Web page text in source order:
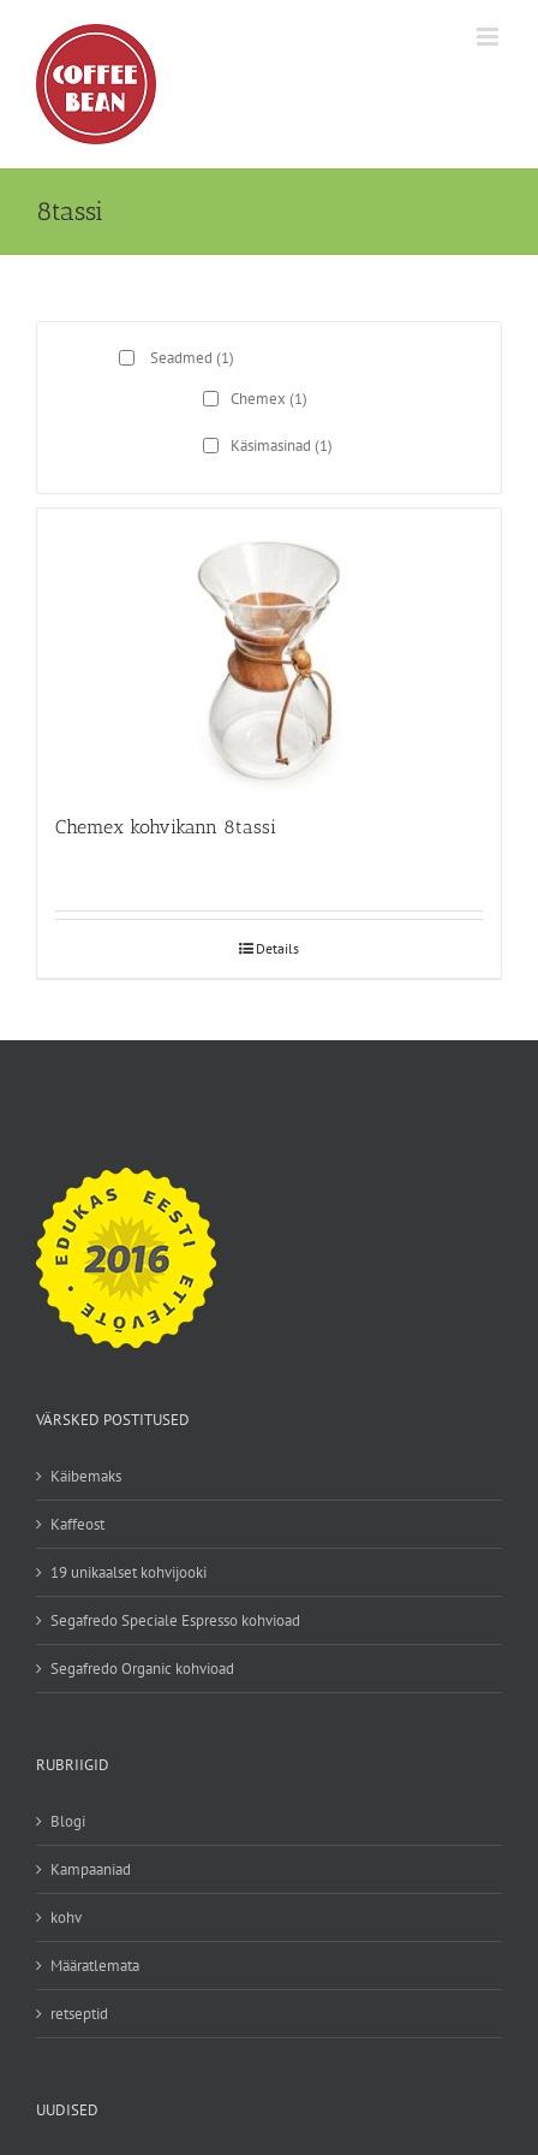
content
8tassi
Seadmed (1)
Chemex (1)
Käsimasinad (1)
Chemex kohvikann 8tassi
Details
VÄRSKED POSTITUSED
Käibemaks
Kaffeost
19 unikaalset kohvijooki
Segafredo Speciale Espresso kohvioad
Segafredo Organic kohvioad
RUBRIIGID
Blogi
Kampaaniad
kohv
Määratlemata
retseptid
UUDISED